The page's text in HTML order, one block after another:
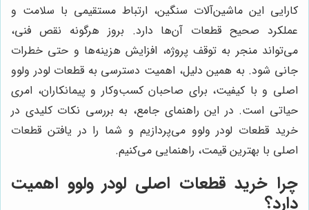
کارایی این ماشین‌آلات سنگین، ارتباط مستقیمی با سلامت و
عملکرد صحیح قطعات آن‌ها دارد. بروز هرگونه نقص فنی،
می‌تواند منجر به توقف پروژه، افزایش هزینه‌ها و حتی خطرات
جانی شود. به همین دلیل، اهمیت دسترسی به قطعات لودر ولوو
اصلی و با کیفیت، برای صاحبان کسب‌وکار و پیمانکاران، امری
حیاتی است. در این راهنمای جامع، به بررسی نکات کلیدی در
خرید قطعات لودر ولوو می‌پردازیم و شما را در یافتن قطعات
اصلی با بهترین قیمت، راهنمایی می‌کنیم.
چرا خرید قطعات اصلی لودر ولوو اهمیت
دارد؟